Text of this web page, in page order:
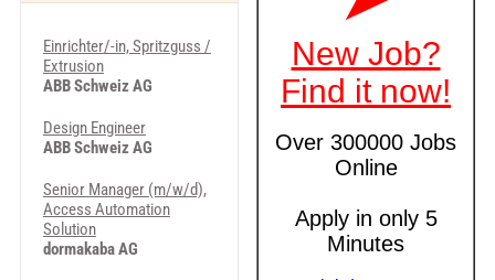
Einrichter/-in, Spritzguss /
Extrusion
ABB Schweiz AG
Design Engineer
ABB Schweiz AG
Senior Manager (m/w/d),
Access Automation
Solution
dormakaba AG